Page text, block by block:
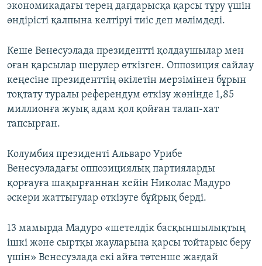
экономикадағы терең дағдарысқа қарсы тұру үшін
өндірісті қалпына келтіруі тиіс деп мәлімдеді.
Кеше Венесуэлада президентті қолдаушылар мен
оған қарсылар шерулер өткізген. Оппозиция сайлау
кеңесіне президенттің өкілетін мерзімінен бұрын
тоқтату туралы референдум өткізу жөнінде 1,85
миллионға жуық адам қол қойған талап-хат
тапсырған.
Колумбия президенті Альваро Урибе
Венесуэладағы оппозициялық партияларды
қорғауға шақырғаннан кейін Николас Мадуро
әскери жаттығулар өткізуге бұйрық берді.
13 мамырда Мадуро «шетелдік басқыншылықтың
ішкі және сыртқы жауларына қарсы тойтарыс беру
үшін» Венесуэлада екі айға төтенше жағдай